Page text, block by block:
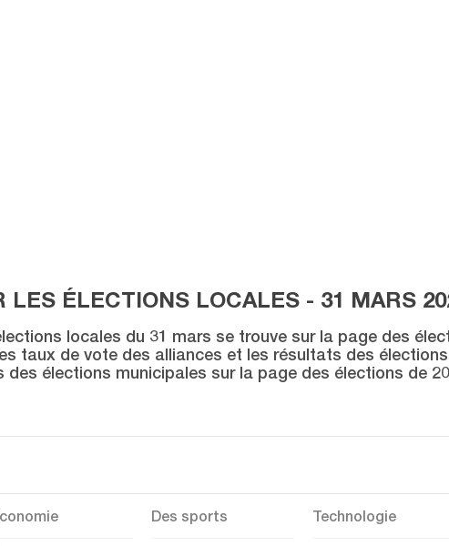
LES ÉLECTIONS LOCALES - 31 MARS
locales du 31 mars se trouve sur la page des
taux de vote des alliances et les résultats des
des élections municipales sur la page des élections de
Des sports Technologie